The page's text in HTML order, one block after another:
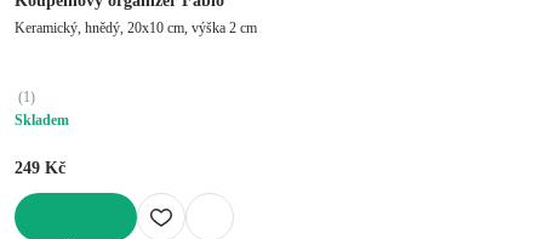
Keramický, hnědý, 20x10 cm, výška 2 cm
(1)
Skladem
249 Kč